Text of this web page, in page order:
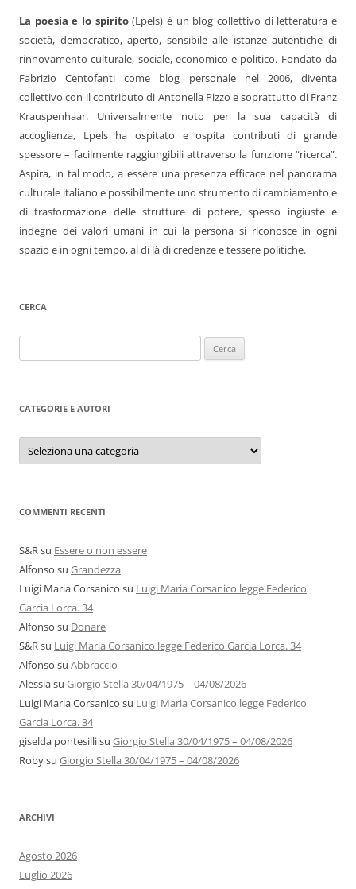
La poesia e lo spirito(Lpels) è un blog collettivo di letteratura e
società, democratico, aperto, sensibile alle istanze autentiche di
rinnovamento culturale, sociale, economico e politico. Fondato da
Fabrizio Centofanti come blog personale nel 2006, diventa
collettivo con il contributo di Antonella Pizzo e soprattutto di Franz
Krauspenhaar. Universalmente noto per la sua capacità di
accoglienza, Lpels ha ospitato e ospita contributi di grande
spessore – facilmente raggiungibili attraverso la funzione “ricerca”.
Aspira, in tal modo, a essere una presenza efficace nel panorama
culturale italiano e possibilmente uno strumento di cambiamento e
di trasformazione delle strutture di potere, spesso ingiuste e
indegne dei valori umani in cui la persona si riconosce in ogni
spazio e in ogni tempo, al di là di credenze e tessere politiche.
CERCA
per:
CATEGORIE E AUTORI
Categorie
autori
COMMENTI RECENTI
S&Rsu Essere o non essere
Alfonso su Grandezza
Luigi Maria Corsanico su Luigi Maria Corsanico legge Federico
Garcìa Lorca. 34
Alfonso su Donare
S&Rsu Luigi Maria Corsanico legge Federico Garcìa Lorca. 34
Alfonso su Abbraccio
Alessiasu Giorgio Stella 30/04/1975 – 04/08/2026
Luigi Maria Corsanico su Luigi Maria Corsanico legge Federico
Garcìa Lorca. 34
giselda pontesillisu Giorgio Stella 30/04/1975 – 04/08/2026
Robysu Giorgio Stella 30/04/1975 – 04/08/2026
ARCHIVI
Agosto 2026
Luglio 2026